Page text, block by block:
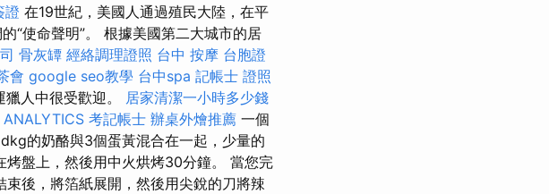
證 在19世紀，美國人通過殖民大陸，在平
“使命聲明”。 根據美國第二大城市的居
骨灰罈 經絡調理證照 台中 按摩 台胞證
會 google seo教學 台中spa 記帳士 證照
人中很受歡迎。
居家清潔一小時多少錢
ANALYTICS 考記帳士 辦桌外燴推薦 一個
的奶酪與3個蛋黃混合在一起，少量的
盤上，然後用中火烘烤30分鐘。 當您完
後，將箔紙展開，然後用尖銳的刀將辣